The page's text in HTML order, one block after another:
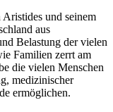
und seinem
aus
Belastung der vielen
Familien zerrt am
die vielen Menschen
medizinischer
ermöglichen.